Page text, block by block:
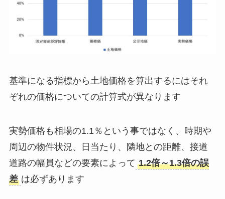
基準になる指標から土地価格を算出するにはそれ
ぞれの価格についての計算式が異なります
実勢価格も相場の1.1％という事ではなく、時期や
周辺の物件状況、日当たり、隣地との距離、接道
道路の幅員などの要素によって 1.2倍～1.3倍の誤
差 は必ずあります